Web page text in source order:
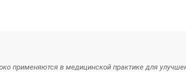
применяются в медицинской практике для